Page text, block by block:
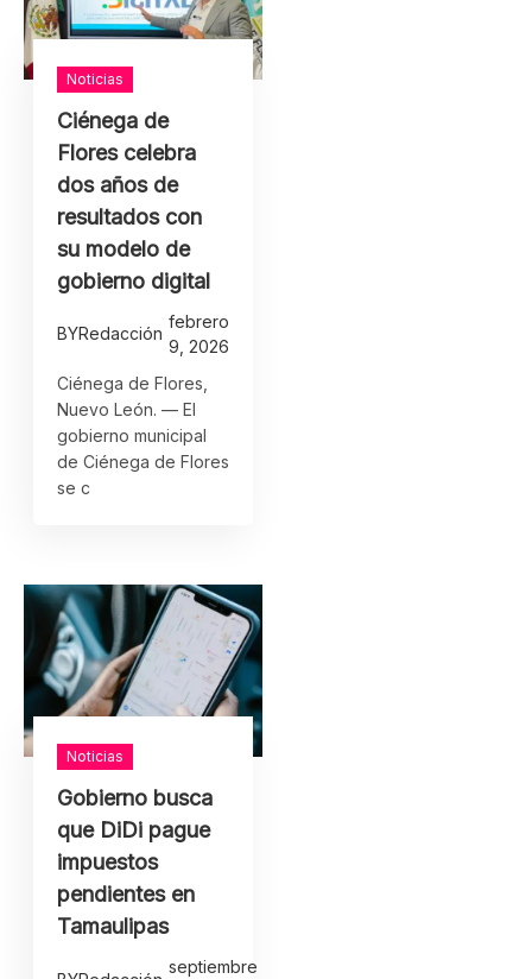
Noticias
Ciénega de
Flores celebra
dos años de
resultados con
su modelo de
gobierno digital
BYRedacción
febrero
9, 2026
Ciénega de Flores,
Nuevo León. — El
gobierno municipal
de Ciénega de Flores
se c
Noticias
Gobierno busca
que DiDi pague
impuestos
pendientes en
Tamaulipas
septiembre